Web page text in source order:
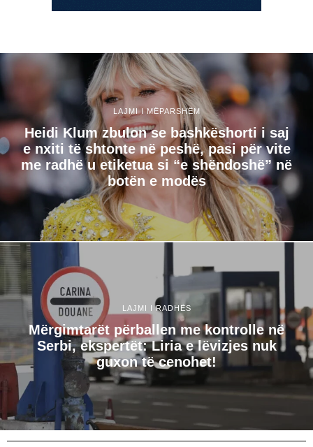
LAJMI I MËPARSHËM
Heidi Klum zbulon se bashkëshorti i saj
e nxiti të shtonte në peshë, pasi për vite
me radhë u etiketua si “e shëndoshë” në
botën e modës
LAJMI I RADHËS
Mërgimtarët përballen me kontrolle në
Serbi, ekspertët: Liria e lëvizjes nuk
guxon të cenohet!